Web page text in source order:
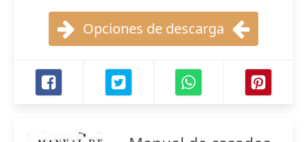
Opciones de descarga